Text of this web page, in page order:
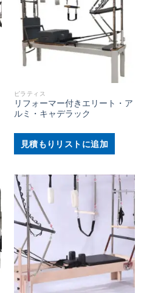
ピラティス
リフォーマー付きエリート・ア
ルミ・キャデラック
見積もりリストに追加